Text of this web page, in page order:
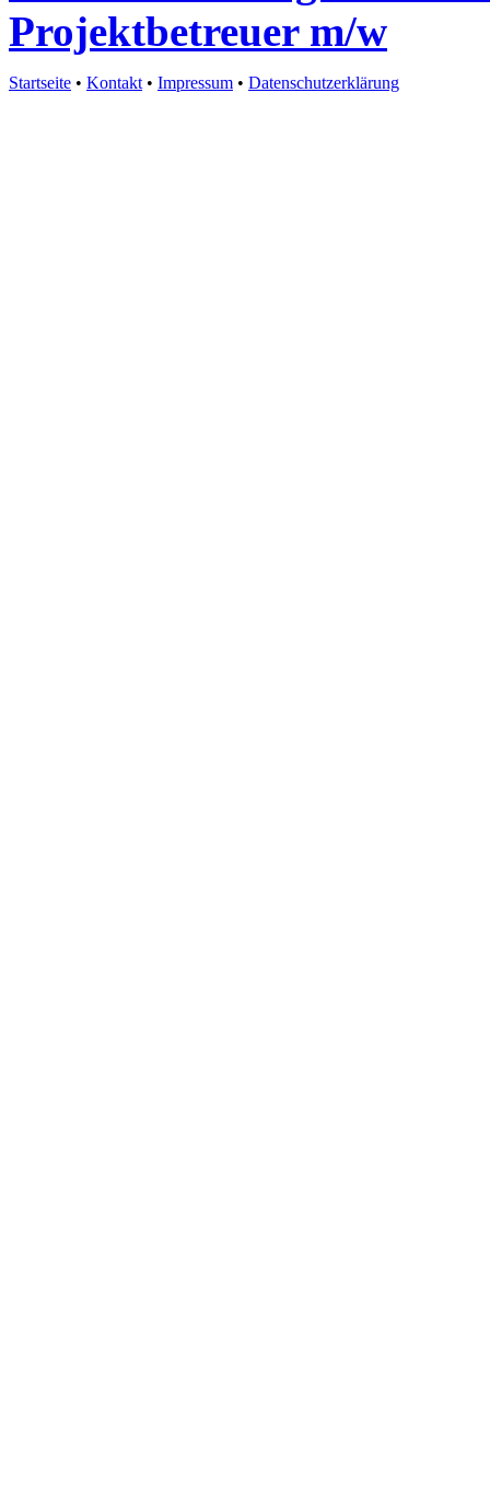
Projektbetreuer m/w
Startseite • Kontakt • Impressum • Datenschutzerklärung